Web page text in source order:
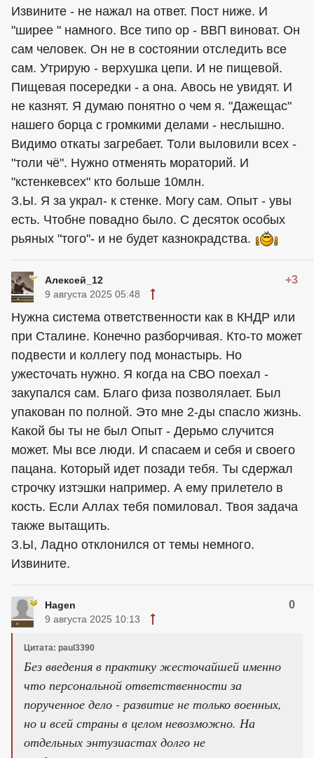
Извините - не нажал на ответ. Пост ниже. И
"ширее " намного. Все типо ор - ВВП виноват. Он
сам человек. Он не в состоянии отследить все
сам. Утрирую - верхушка цепи. И не пищевой.
Пищевая посередки - а она. Авось не увидят. И
не казнят. Я думаю понятно о чем я. "Дажещас"
нашего борца с громкими делами - неслышно.
Видимо откаты загребает. Толи выловили всех -
"толи чё". Нужно отменять мораторий. И
"кстенкевсех" кто больше 10млн.
З.Ы. Я за украл- к стенке. Могу сам. Опыт - увы
есть. Чтобне повадно было. С десяток особых
рьяных "того"- и не будет казнокрадства.
Алексей_12 +3
9 августа 2025 05:48
Нужна система ответственности как в КНДР или
при Сталине. Конечно разборчивая. Кто-то может
подвести и коллегу под монастырь. Но
ужесточать нужно. Я когда на СВО поехал -
закупался сам. Благо физа позволялает. Был
упакован по полной. Это мне 2-ды спасло жизнь.
Какой бы ты не был Опыт - Дерьмо случится
может. Мы все люди. И спасаем и себя и своего
пацана. Который идет позади тебя. Ты сдержал
строчку изтэшки например. А ему прилетело в
кость. Если Аллах тебя помиловал. Твоя задача
также вытащить.
З.Ы, Ладно отклонился от темы немного.
Извините.
Hagen 0
9 августа 2025 10:13
Цитата: paul3390
Без введения в практику жесточайшей именно
что персональной ответственности за
порученное дело - развитие не только военных,
но и всей страны в целом невозможно. На
отдельных энтузиастах долго не